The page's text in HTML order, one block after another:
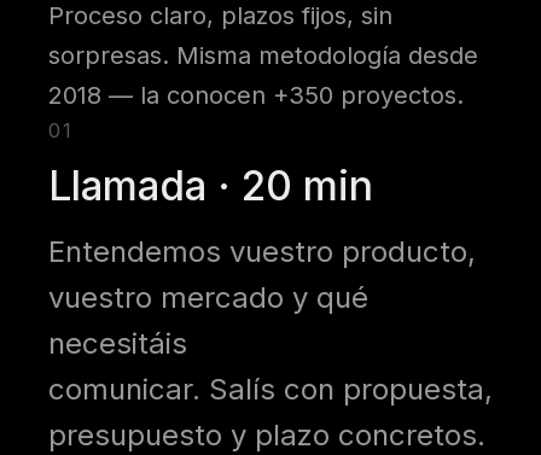
Proceso claro, plazos fijos, sin
sorpresas. Misma metodología desde
2018 — la conocen +350 proyectos.
01
Llamada · 20 min
Entendemos vuestro producto,
vuestro mercado y qué
necesitáis
comunicar. Salís con propuesta,
presupuesto y plazo concretos.